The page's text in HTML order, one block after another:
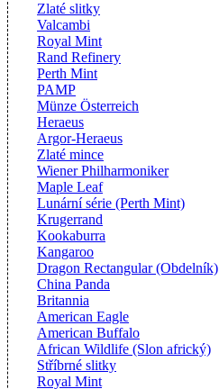
Zlaté slitky
Valcambi
Royal Mint
Rand Refinery
Perth Mint
PAMP
Münze Österreich
Heraeus
Argor-Heraeus
Zlaté mince
Wiener Philharmoniker
Maple Leaf
Lunární série (Perth Mint)
Krugerrand
Kookaburra
Kangaroo
Dragon Rectangular (Obdelník)
China Panda
Britannia
American Eagle
American Buffalo
African Wildlife (Slon africký)
Stříbrné slitky
Royal Mint